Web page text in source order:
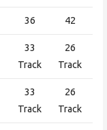
36 42
33
Track
26
Track
33
Track
26
Track